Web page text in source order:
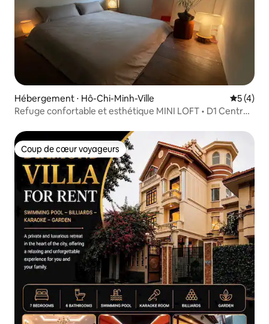
Hébergement ⋅ Hô-Chi-Minh-Ville
5 (4)
Refuge confortable et esthétique MINI LOFT • D1 Centre-
Coup de cœur voyageurs
Coup de cœur voyageurs